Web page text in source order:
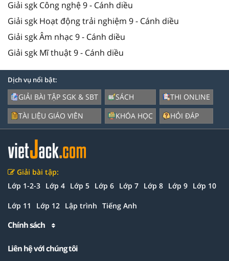
Giải sgk Công nghệ 9 - Cánh diều
Giải sgk Hoạt động trải nghiệm 9 - Cánh diều
Giải sgk Âm nhạc 9 - Cánh diều
Giải sgk Mĩ thuật 9 - Cánh diều
Dịch vụ nổi bật:
GIẢI BÀI TẬP SGK & SBT
TÀI LIỆU GIÁO VIÊN
SÁCH
KHÓA HỌC
THI ONLINE
HỎI ĐÁP
Giải bài tập:
Lớp 1-2-3 Lớp 4 Lớp 5 Lớp 6 Lớp 7 Lớp 8 Lớp 9 Lớp 10
Lớp 11 Lớp 12 Lập trình Tiếng Anh
Chính sách
Liên hệ với chúng tôi